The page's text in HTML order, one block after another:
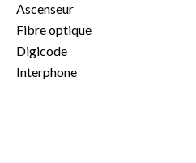
Ascenseur
Fibre optique
Digicode
Interphone